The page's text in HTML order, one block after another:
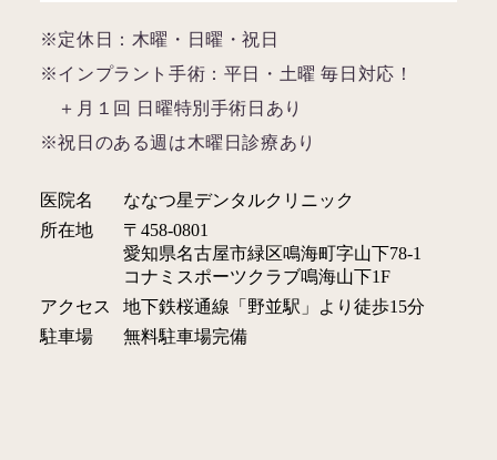
※定休日：木曜・日曜・祝日
※インプラント手術：平日・土曜 毎日対応！
＋月１回 日曜特別手術日あり
※祝日のある週は木曜日診療あり
医院名
ななつ星デンタルクリニック
所在地
〒458-0801
愛知県名古屋市緑区鳴海町字山下78-1
コナミスポーツクラブ鳴海山下1F
アクセス
地下鉄桜通線「野並駅」より徒歩15分
駐車場
無料駐車場完備